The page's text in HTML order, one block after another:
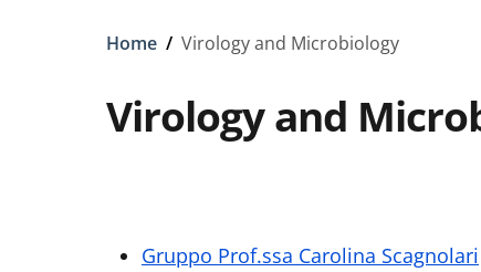
Briciole di pane
Home / Virology and Microbiology
Virology and
Gruppo Prof.ssa Carolina Scagnolari